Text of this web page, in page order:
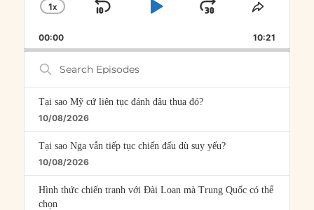
CHANGE
RATE
1X
SKIP
PLAYJUMP
FORWARD
SHARE
00:00 10:21
Search
Episodes
Tại sao Mỹ cứ liên tục đánh đâu thua đó?
10/08/2026
Tại sao Nga vẫn tiếp tục chiến đấu dù suy yếu?
10/08/2026
Hình thức chiến tranh với Đài Loan mà Trung Quốc có thể
chọn